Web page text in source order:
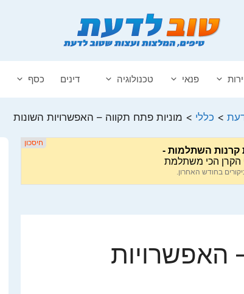
פנאי טכנולוגיה דינים כסף
> כללי > מוניות פתח תקווה – האפשרויות השונות
האפשרויות